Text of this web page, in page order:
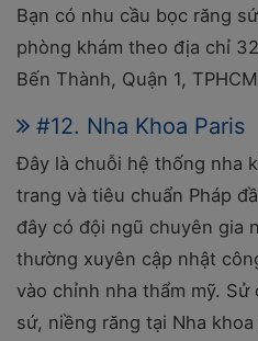
Bạn có nhu cầu bọc răng
phòng khám theo địa chỉ
Bến Thành, Quận 1,
#12. Nha Khoa Paris
Đây là chuỗi hệ thống nha
trang và tiêu chuẩn Pháp
đây có đội ngũ chuyên gia
thường xuyên cập nhật
vào chỉnh nha thẩm mỹ.
sứ, niềng răng tại Nha